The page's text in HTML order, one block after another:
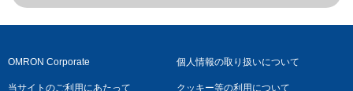
OMRON Corporate 個人情報の取り扱いについて
当サイトのご利用にあたって クッキー等の利用について